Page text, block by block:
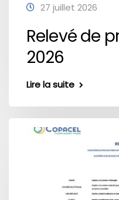
27 juillet 2026
Relevé de
2026
Lire la suite